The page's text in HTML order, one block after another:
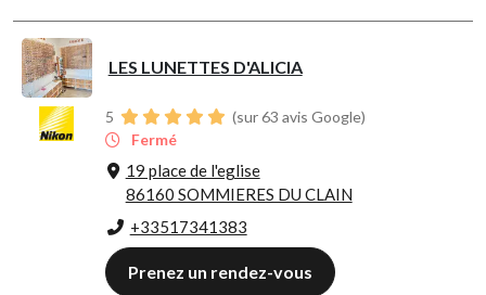
LES LUNETTES D'ALICIA
5
(sur 63 avis Google)
Fermé
19 place de l'eglise
86160 SOMMIERES DU CLAIN
+33517341383
Prenez un rendez-vous